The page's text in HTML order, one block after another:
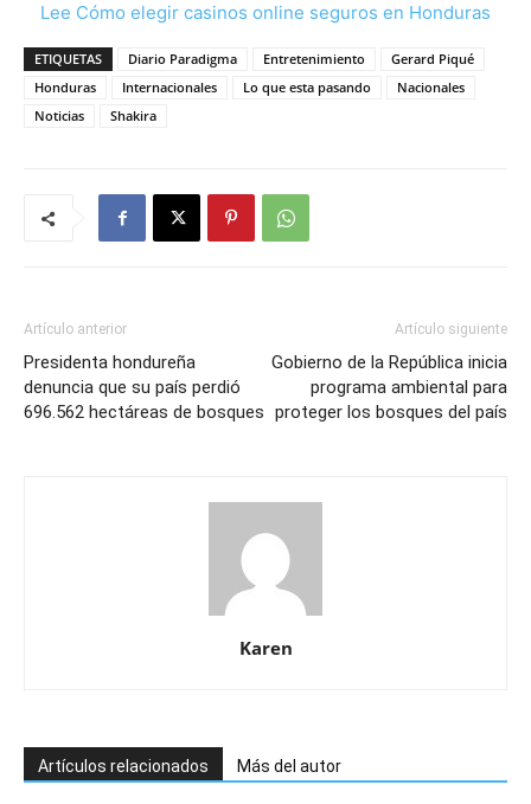
Lee Cómo elegir casinos online seguros en Honduras
ETIQUETAS Diario Paradigma Entretenimiento
Gerard Piqué
Honduras
Internacionales Lo que esta pasando
Nacionales
Noticias
Shakira
Artículo anterior
Presidenta hondureña
denuncia que su país perdió
696.562 hectáreas de bosques
Artículo siguiente
Gobierno de la República inicia
programa ambiental para
proteger los bosques del país
Karen
Artículos relacionados Más del autor